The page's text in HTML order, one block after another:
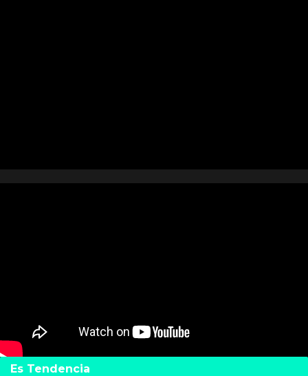
Es Tendencia